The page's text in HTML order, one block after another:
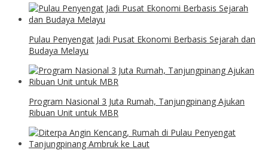
Pulau Penyengat Jadi Pusat Ekonomi Berbasis Sejarah dan
Budaya Melayu
Program Nasional 3 Juta Rumah, Tanjungpinang Ajukan
Ribuan Unit untuk MBR